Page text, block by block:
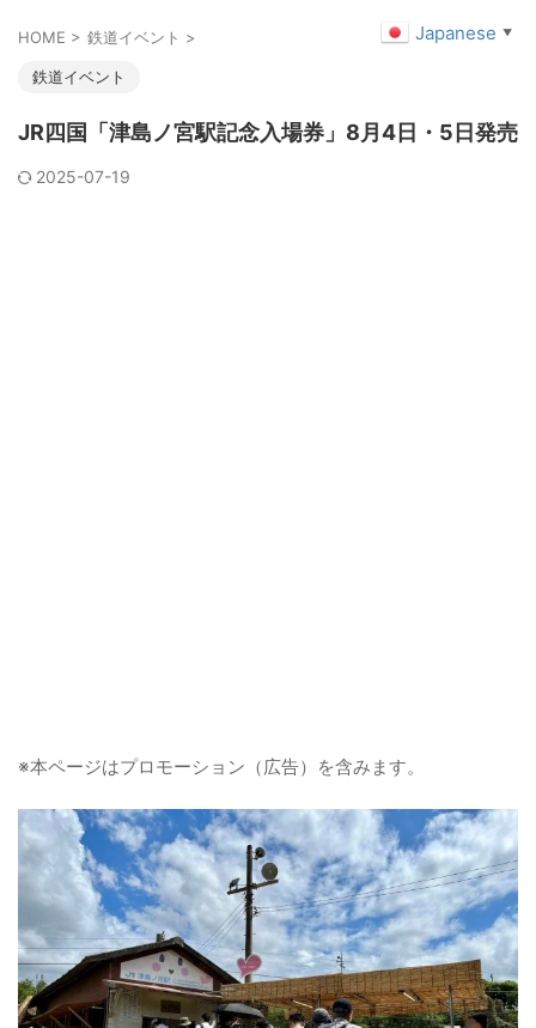
HOME > 鉄道イベント >
鉄道イベント
JR四国「津島ノ宮駅記念入場券」8月4日・5日発売
2025-07-19
※本ページはプロモーション（広告）を含みます。
Japanese ▼